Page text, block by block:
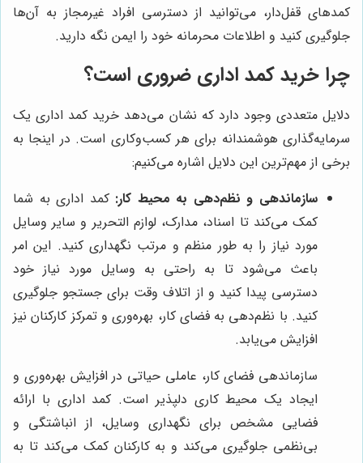
کمدهای قفل‌دار، می‌توانید از دسترسی افراد غیرمجاز به آن‌ها
جلوگیری کنید و اطلاعات محرمانه خود را ایمن نگه دارید.
چرا خرید کمد اداری ضروری است؟
دلایل متعددی وجود دارد که نشان می‌دهد خرید کمد اداری یک
سرمایه‌گذاری هوشمندانه برای هر کسب‌وکاری است. در اینجا به
برخی از مهم‌ترین این دلایل اشاره می‌کنیم:
سازماندهی و نظم‌دهی به محیط کار: کمد اداری به شما
کمک می‌کند تا اسناد، مدارک، لوازم التحریر و سایر وسایل
مورد نیاز را به طور منظم و مرتب نگهداری کنید. این امر
باعث می‌شود تا به راحتی به وسایل مورد نیاز خود
دسترسی پیدا کنید و از اتلاف وقت برای جستجو جلوگیری
کنید. با نظم‌دهی به فضای کار، بهره‌وری و تمرکز کارکنان نیز
افزایش می‌یابد.
سازماندهی فضای کار، عاملی حیاتی در افزایش بهره‌وری و
ایجاد یک محیط کاری دلپذیر است. کمد اداری با ارائه
فضایی مشخص برای نگهداری وسایل، از انباشتگی و
بی‌نظمی جلوگیری می‌کند و به کارکنان کمک می‌کند تا به